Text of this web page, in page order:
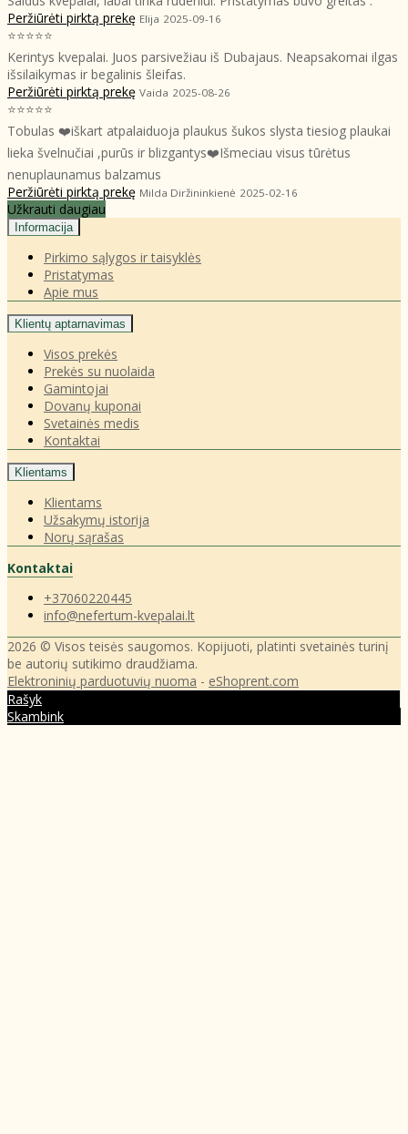
Peržiūrėti pirktą prekę Elija 2025-09-16
⭐⭐⭐⭐⭐
Kerintys kvepalai. Juos parsivežiau iš Dubajaus. Neapsakomai ilgas
išsilaikymas ir begalinis šleifas.
Peržiūrėti pirktą prekę Vaida 2025-08-26
⭐⭐⭐⭐⭐
Tobulas ❤️iškart atpalaiduoja plaukus šukos slysta tiesiog plaukai
lieka švelnučiai ,purūs ir blizgantys❤️Išmeciau visus tūrėtus
nenuplaunamus balzamus
Peržiūrėti pirktą prekę Milda Diržininkienė 2025-02-16
Užkrauti daugiau
Informacija
Pirkimo sąlygos ir taisyklės
Pristatymas
Apie mus
Klientų aptarnavimas
Visos prekės
Prekės su nuolaida
Gamintojai
Dovanų kuponai
Svetainės medis
Kontaktai
Klientams
Klientams
Užsakymų istorija
Norų sąrašas
Kontaktai
+37060220445
info@nefertum-kvepalai.lt
2026 © Visos teisės saugomos. Kopijuoti, platinti svetainės turinį
be autorių sutikimo draudžiama.
Elektroninių parduotuvių nuoma - eShoprent.com
Rašyk
Skambink